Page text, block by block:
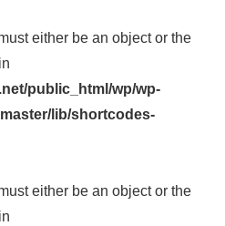
either be an object or the
public_html/wp/wp-
lib/shortcodes-
either be an object or the